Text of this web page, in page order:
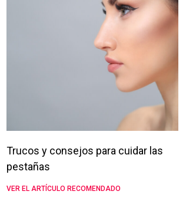
Trucos y consejos para cuidar las
pestañas
VER EL ARTÍCULO RECOMENDADO